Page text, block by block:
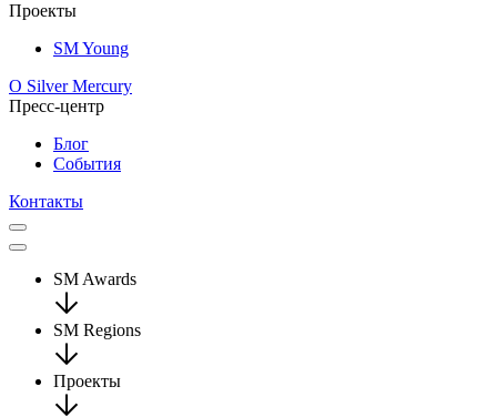
Проекты
SM Young
О Silver Mercury
Пресс-центр
Блог
События
Контакты
SM Awards
SM Regions
Проекты